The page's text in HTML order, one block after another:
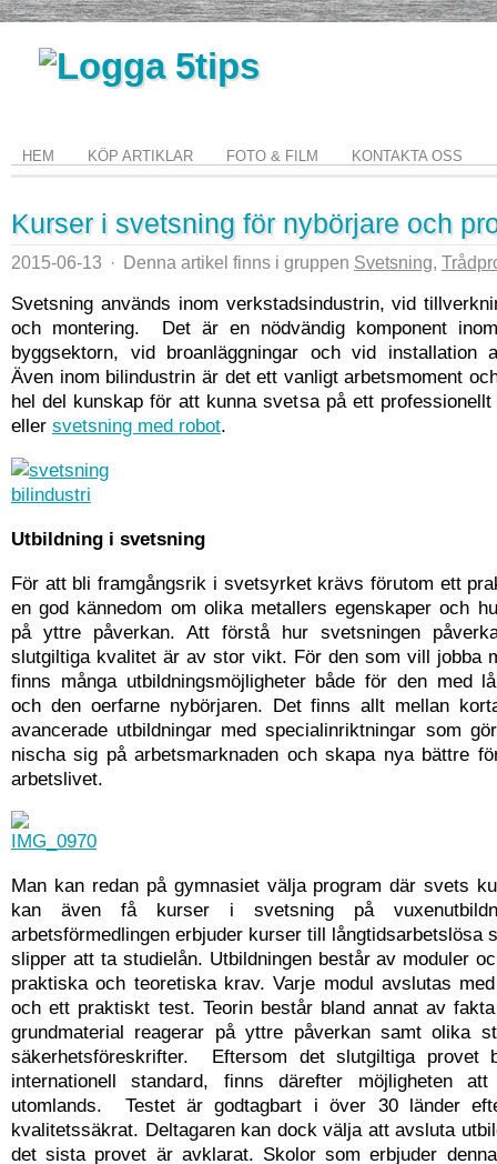
HEM KÖP ARTIKLAR FOTO & FILM KONTAKTA OSS
Kurser i svetsning för nybörjare och
2015-06-13 · Denna artikel finns i gruppen Svetsning,
Svetsning används inom verkstadsindustrin, vid
och montering. Det är en nödvändig komponent
byggsektorn, vid broanläggningar och vid installation
Även inom bilindustrin är det ett vanligt arbetsmoment
hel del kunskap för att kunna svetsa på ett
eller svetsning med robot.
Utbildning i svetsning
För att bli framgångsrik i svetsyrket krävs förutom ett
en god kännedom om olika metallers egenskaper och
på yttre påverkan. Att förstå hur svetsningen
slutgiltiga kvalitet är av stor vikt. För den som vill jobba
finns många utbildningsmöjligheter både för den med
och den oerfarne nybörjaren. Det finns allt mellan
avancerade utbildningar med specialinriktningar som
nischa sig på arbetsmarknaden och skapa nya bättre
arbetslivet.
Man kan redan på gymnasiet välja program där svets
kan även få kurser i svetsning på
arbetsförmedlingen erbjuder kurser till långtidsarbetslösa
slipper att ta studielån. Utbildningen består av moduler
praktiska och teoretiska krav. Varje modul avslutas
och ett praktiskt test. Teorin består bland annat av
grundmaterial reagerar på yttre påverkan samt olika
säkerhetsföreskrifter. Eftersom det slutgiltiga provet
internationell standard, finns därefter möjligheten
utomlands. Testet är godtagbart i över 30 länder
kvalitetssäkrat. Deltagaren kan dock välja att avsluta
det sista provet är avklarat. Skolor som erbjuder